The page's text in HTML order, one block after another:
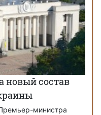
новый состав
министра